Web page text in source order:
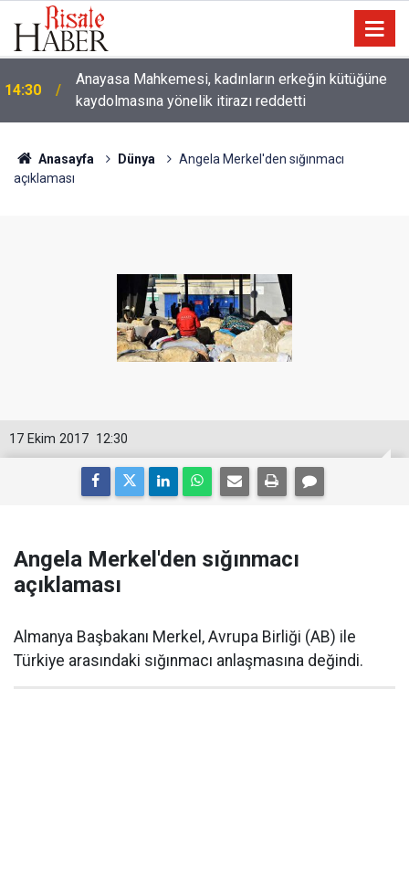
14:00
Çatıda yağmur suyu hasadı: Sıcaklarda klima
kullanımını azaltabilir
Anasayfa Dünya
Angela Merkel'den sığınmacı
açıklaması
12:30
17 Ekim 2017
Angela Merkel'den sığınmacı
açıklaması
Almanya Başbakanı Merkel, Avrupa Birliği (AB) ile
Türkiye arasındaki sığınmacı anlaşmasına değindi.